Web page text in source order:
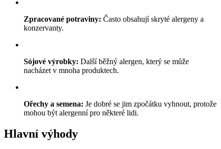
Zpracované potraviny: Často obsahují skryté alergeny a
konzervanty.
Sójové výrobky: Další běžný alergen, který se může
nacházet v mnoha produktech.
Ořechy a semena: Je dobré se jim zpočátku vyhnout, protože
mohou být alergenní pro některé lidi.
Hlavní výhody